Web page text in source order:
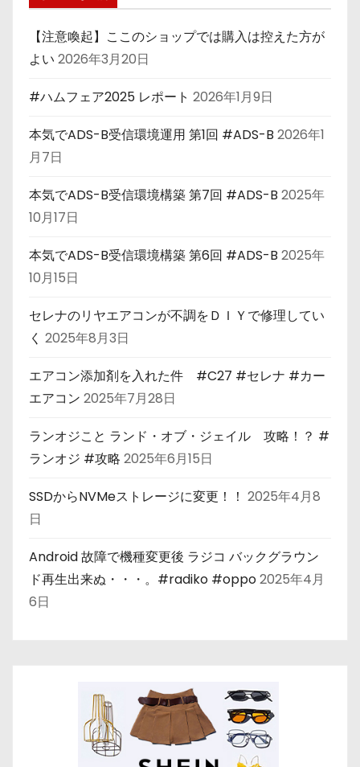
【注意喚起】ここのショップでは購入は控えた方が
よい 2026年3月20日
#ハムフェア2025 レポート 2026年1月9日
本気でADS-B受信環境運用 第1回 #ADS-B 2026年1
月7日
本気でADS-B受信環境構築 第7回 #ADS-B 2025年
10月17日
本気でADS-B受信環境構築 第6回 #ADS-B 2025年
10月15日
セレナのリヤエアコンが不調をＤＩＹで修理してい
く 2025年8月3日
エアコン添加剤を入れた件 #C27 #セレナ #カー
エアコン 2025年7月28日
ランオジこと ランド・オブ・ジェイル 攻略！？ #
ランオジ #攻略 2025年6月15日
SSDからNVMeストレージに変更！！ 2025年4月8
日
Android 故障で機種変更後 ラジコ バックグラウン
ド再生出来ぬ・・・。#radiko #oppo2025年4月
6日